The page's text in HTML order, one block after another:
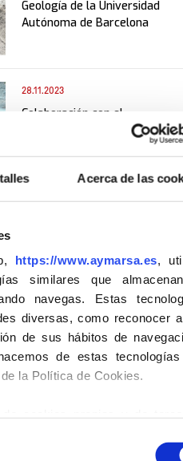
Acerca de las
https://www.aymarsa.es,
similares que
navegas. Estas
diversas, como reconocer
de sus hábitos de
de estas
la Política de Cookies.
la recibirá en el Botón de
Geología de la Universidad
Autónoma de Barcelona
28.11.2023
Colaboración con el
Ayuntamiento de Gualba para
el suministro de agua a la
Ingeniería de Minas (UPC
Manresa - EPSEM) y de la
Escola de Sobrestants d'Obres
Públiques.
31.10.2023
Aplicación de la IA en los